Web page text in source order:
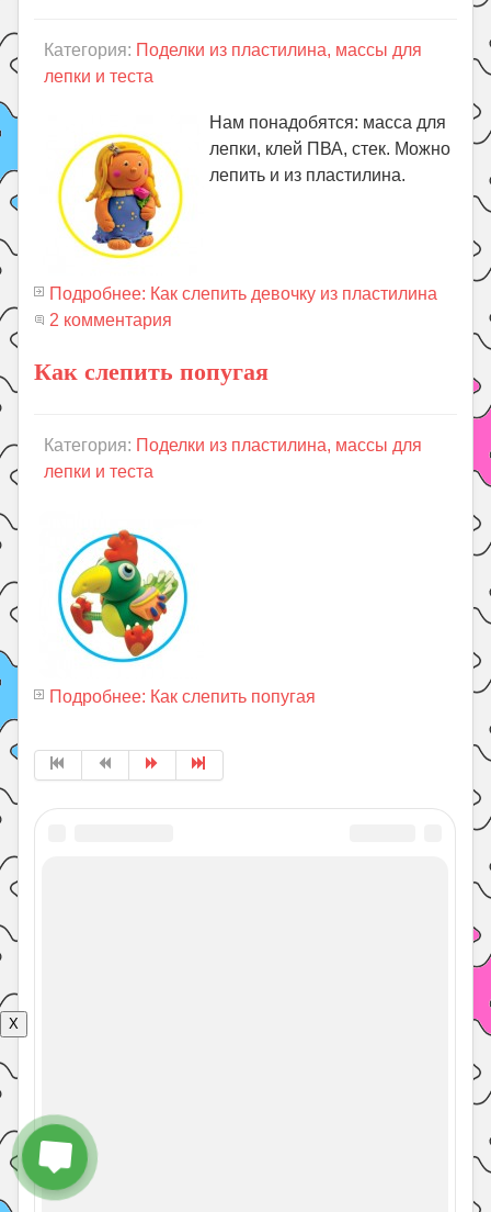
Категория: Поделки из пластилина, массы для
лепки и теста
Нам понадобятся: масса для
лепки, клей ПВА, стек. Можно
лепить и из пластилина.
Подробнее: Как слепить девочку из пластилина
2 комментария
Как слепить попугая
Категория: Поделки из пластилина, массы для
лепки и теста
Подробнее: Как слепить попугая
X
© 2026 Энциклопедия 7 гуру с
советами врачей, психологов,
педагогов